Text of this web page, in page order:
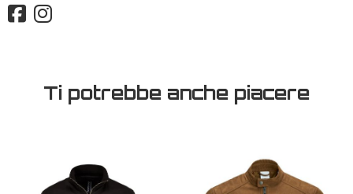
Ti potrebbe anche piacere